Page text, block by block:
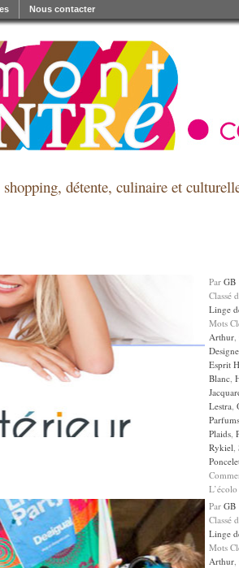
détente, culinaire et
Nous contacter
Par GB
Classé
Linge
Mots
Arthur,
Esprit
Blanc,
Lestra,
Plaids,
Rykiel,
Par GB
Classé
Linge
Mots
Arthur,